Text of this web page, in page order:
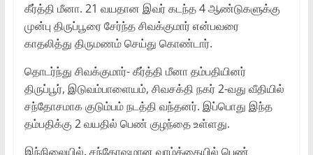
கீர்த்தி மீனா. 21 வயதான இவர் கடந்த 4 ஆண்டுகளுக்கு
முன்பு திருப்பூரை சேர்ந்த சிவக்குமார் என்பவரை
காதலித்து திருமணம் செய்து கொண்டார்.
தொடர்ந்து சிவக்குமார்- கீர்த்தி மீனா தம்பதியினர்
திருப்பூர், இடுவம்பாளையம், சிவசக்தி நகர் 2-வது வீதியில்
சந்தோசமாக குடும்பம் நடத்தி வந்தனர். இப்பொது இந்த
தம்பதிக்கு 2 வயதில் பெண் குழந்தை உள்ளது.
இந்நிலையில், சந்தோஷமான வாழ்க்கையில் பெண்